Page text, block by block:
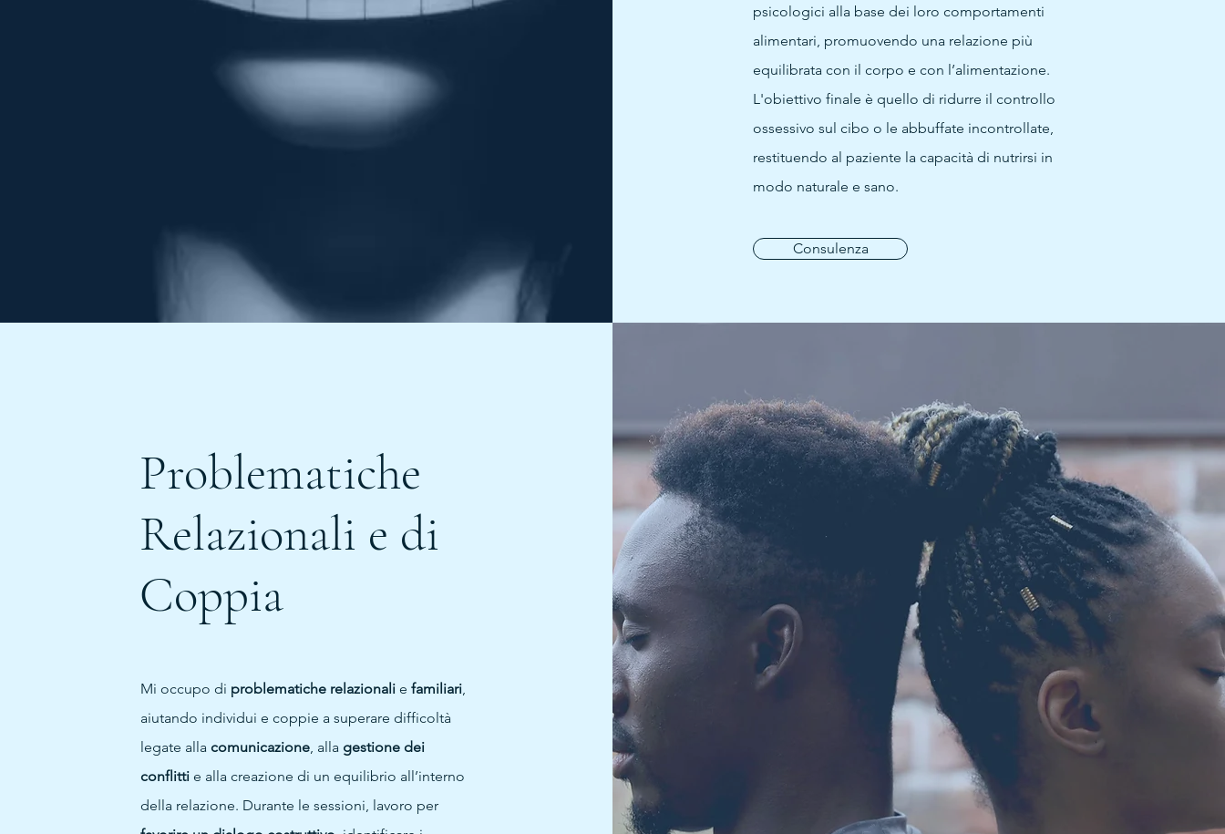
psicologici alla base dei loro comportamenti
alimentari, promuovendo una relazione più
equilibrata con il corpo e con l’alimentazione.
L'obiettivo finale è quello di ridurre il controllo
ossessivo sul cibo o le abbuffate incontrollate,
restituendo al paziente la capacità di nutrirsi in
modo naturale e sano.
Consulenza
Problematiche
Relazionali e di
Coppia
Mi occupo di problematiche relazionali e familiari,
aiutando individui e coppie a superare difficoltà
legate alla comunicazione, alla gestione dei
conflitti e alla creazione di un equilibrio all’interno
della relazione. Durante le sessioni, lavoro per